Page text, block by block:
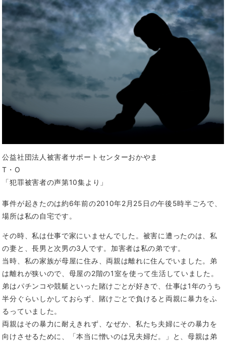
公益社団法人被害者サポートセンターおかやま
T・O
「犯罪被害者の声第10集より」
事件が起きたのは約6年前の2010年2月25日の午後5時半ごろで、
場所は私の自宅です。
その時、私は仕事で家にいませんでした。被害に遭ったのは、私
の妻と、長男と次男の3人です。加害者は私の弟です。
当時、私の家族が母屋に住み、両親は離れに住んでいました。弟
は離れが狭いので、母屋の2階の1室を使って生活していました。
弟はパチンコや競艇といった賭けごとが好きで、仕事は1年のうち
半分ぐらいしかしておらず、賭けごとで負けると両親に暴力をふ
るっていました。
両親はその暴力に耐えきれず、なぜか、私たち夫婦にその暴力を
向けさせるために、「本当に憎いのは兄夫婦だ。」と、母親は弟